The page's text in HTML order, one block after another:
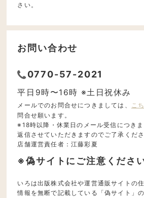
さい。
お問い合わせ
0770-57-2021
平日9時〜16時 ※土日祝休み
メールでのお問合せにつきましては、 こ
問合せ願います。
※18時以降・休業日のメール受信につき
返信させていただきますのでご了承くださ
店舗運営責任者：江藤彩夏
※偽サイトにご注意くださ
いろは出版株式会社や運営通販サイトの
情報を無断で記載している「偽サイト」